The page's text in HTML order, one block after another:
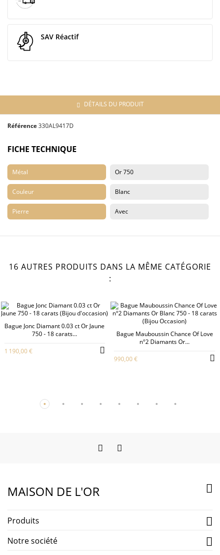
SAV Réactif
DÉTAILS DU PRODUIT
Référence330AL9417D
FICHE TECHNIQUE
Métal Or 750
Couleur Blanc
Pierre Avec
16 AUTRES PRODUITS DANS LA MÊME CATÉGORIE
:
Bague Jonc Diamant 0.03 ct Or Jaune
750 - 18 carats...
1 190,00 €
Bague Mauboussin Chance Of Love
n°2 Diamants Or...
990,00 €
FacebookInstagram
MAISON DE L'OR 
Produits 
Notre société 